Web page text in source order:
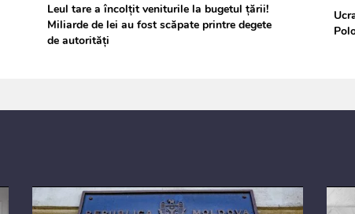
Leul tare a încolțit veniturile la bugetul țării!
Miliarde de lei au fost scăpate printre degete
de autorități